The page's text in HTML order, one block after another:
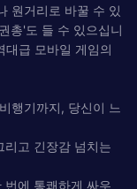
원거리로 바꿀 수 있
총'도 들 수 있으십니
대급 모바일 게임의
행기까지, 당신이 느
고 긴장감 넘치는
번에 통쾌하게 싸우